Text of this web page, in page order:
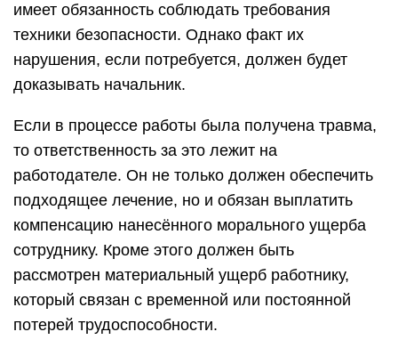
имеет обязанность соблюдать требования
техники безопасности. Однако факт их
нарушения, если потребуется, должен будет
доказывать начальник.
Если в процессе работы была получена травма,
то ответственность за это лежит на
работодателе. Он не только должен обеспечить
подходящее лечение, но и обязан выплатить
компенсацию нанесённого морального ущерба
сотруднику. Кроме этого должен быть
рассмотрен материальный ущерб работнику,
который связан с временной или постоянной
потерей трудоспособности.